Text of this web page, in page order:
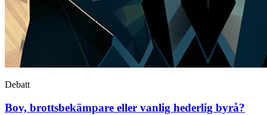
Debatt
Bov, brottsbekämpare eller vanlig hederlig byrå?